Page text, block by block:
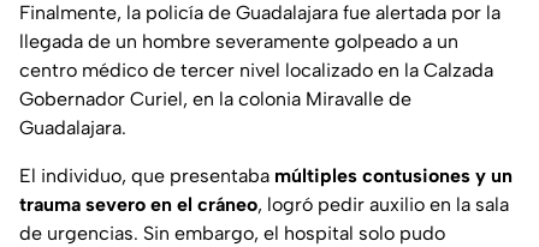
Finalmente, la policía de Guadalajara fue alertada por la
llegada de un hombre severamente golpeado a un
centro médico de tercer nivel localizado en la Calzada
Gobernador Curiel, en la colonia Miravalle de
Guadalajara.
El individuo, que presentaba múltiples contusiones y un
trauma severo en el cráneo, logró pedir auxilio en la sala
de urgencias. Sin embargo, el hospital solo pudo